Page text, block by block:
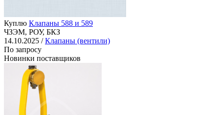
Куплю Клапаны 588 и 589
ЧЗЭМ, РОУ, БКЗ
14.10.2025 /Клапаны (вентили)
По запросу
Новинки поставщиков